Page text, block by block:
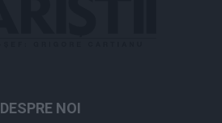
DESPRE NOI